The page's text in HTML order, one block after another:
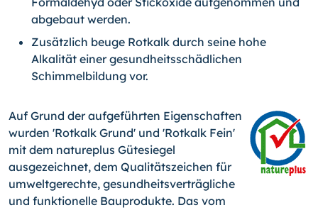
abgebaut werden.
Zusätzlich beuge Rotkalk durch seine hohe
Alkalität einer gesundheitsschädlichen
Schimmelbildung vor.
Auf Grund der aufgeführten Eigenschaften
wurden 'Rotkalk Grund' und 'Rotkalk Fein'
mit dem natureplus Gütesiegel
ausgezeichnet, dem Qualitätszeichen für
umweltgerechte, gesundheitsverträgliche
und funktionelle Bauprodukte. Das vom